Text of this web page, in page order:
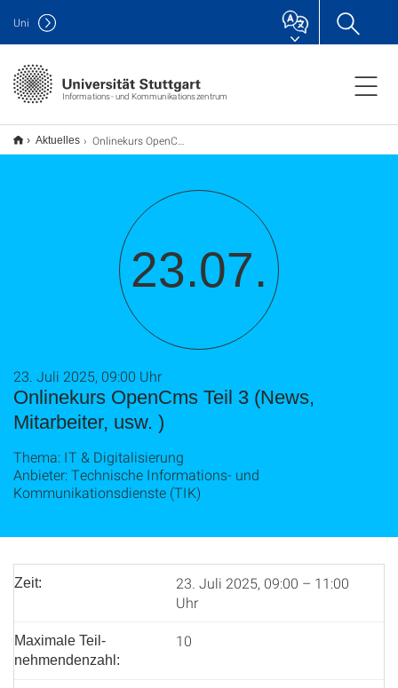
Informations- und Kommunikationszentrum
Uni
Aktuelles Onlinekurs OpenCms Teil 3 (News, Mitarbeiter, usw. )
23.07.
Onlinekurs OpenCms Teil 3 (News,
Mitarbeiter, usw. )
23. Juli 2025, 09:00 Uhr
Thema: IT & Digitalisierung
Anbieter: Technische Informations- und
Kommunikationsdienste (TIK)
Zeit:
23. Juli 2025, 09:00 – 11:00
Uhr
Maximale Teil­
nehmenden­zahl:
10